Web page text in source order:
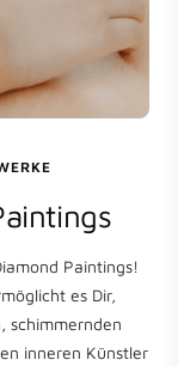
Paintings!
es Dir,
schimmernden
inneren Künstler